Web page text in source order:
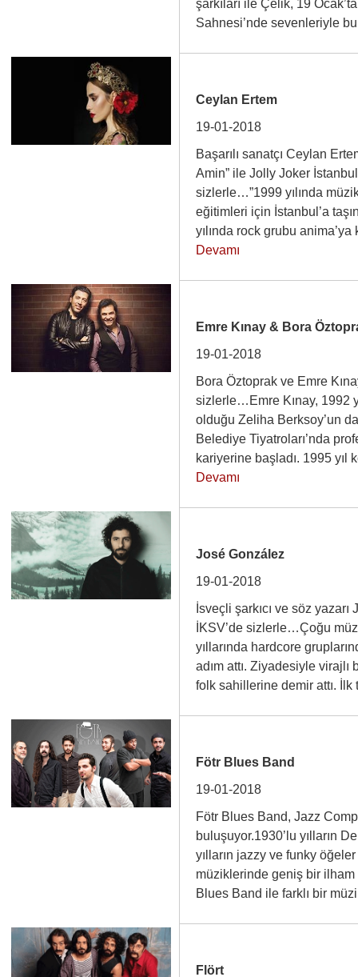
şarkıları ile Çelik, 19
Sahnesi’nde sevenleriyle
Ceylan Ertem
19-01-2018
Başarılı sanatçı Ceylan
Amin” ile Jolly Joker
sizlerle…”1999 yılında
eğitimleri için İstanbul’a
yılında rock grubu
Devamı
Emre Kınay & Bora
19-01-2018
Bora Öztoprak ve Emre
sizlerle…Emre Kınay, 1992
olduğu Zeliha Berksoy’un
Belediye Tiyatroları’nda
kariyerine başladı. 1995
Devamı
José González
19-01-2018
İsveçli şarkıcı ve söz
İKSV’de sizlerle…Çoğu
yıllarında hardcore
adım attı. Ziyadesiyle
folk sahillerine demir attı.
Fötr Blues Band
19-01-2018
Fötr Blues Band, Jazz
buluşuyor.1930’lu yılların
yılların jazzy ve funky
müziklerinde geniş bir
Blues Band ile farklı bir
Flört